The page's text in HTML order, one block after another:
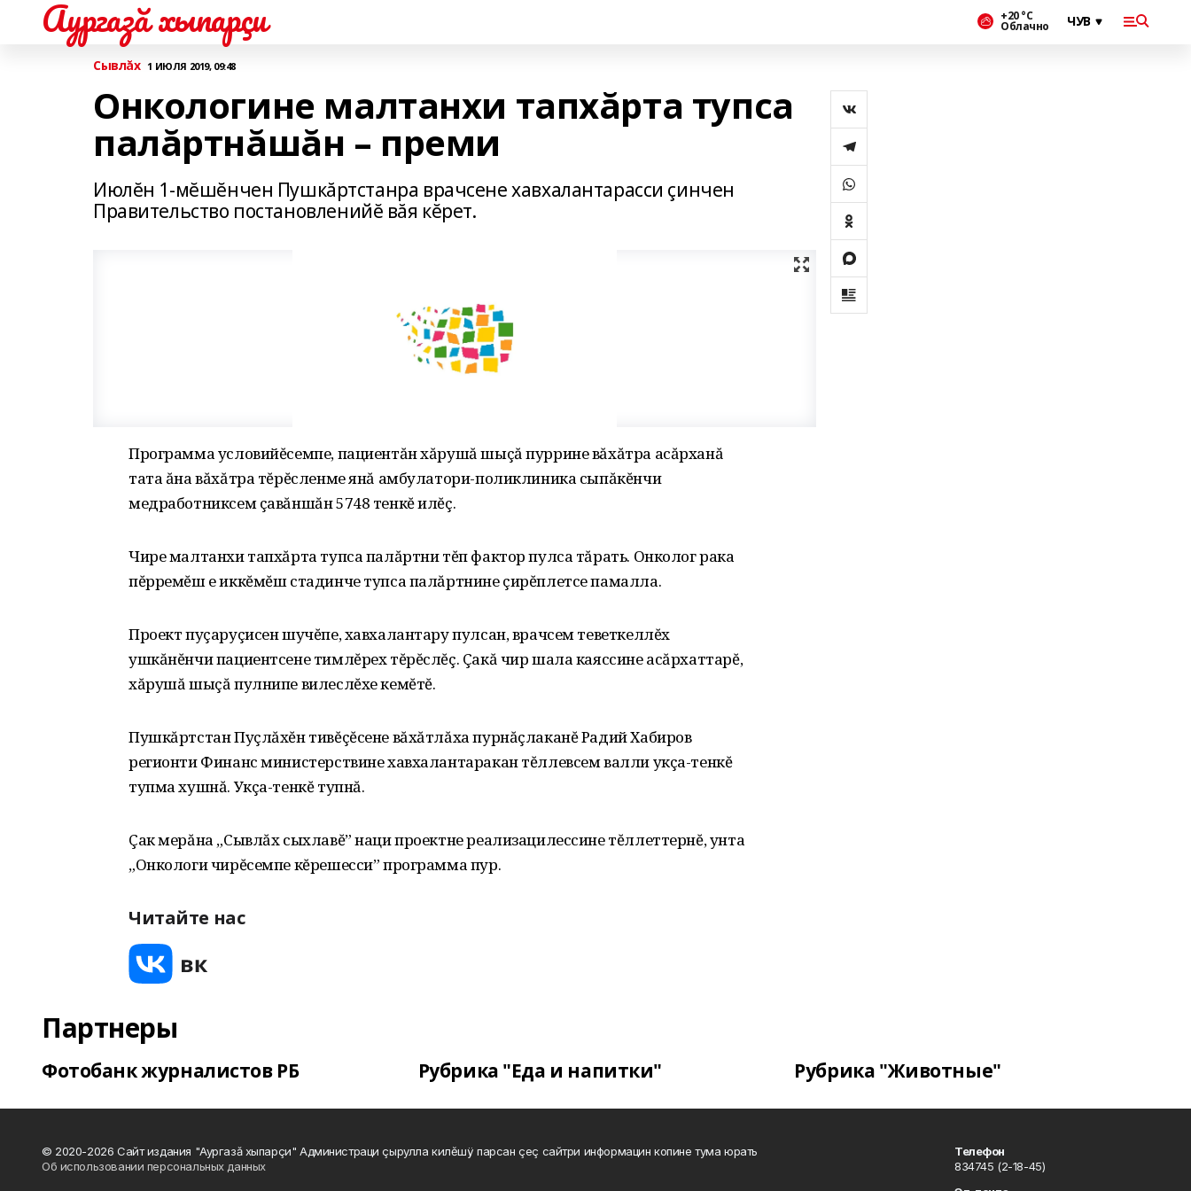
Аургазă хыпарçи +20 °С
Облачно
Сывлăх 1 ИЮЛЯ 2019, 09:48
Онкологине малтанхи тапхăрта тупса
палăртнăшăн – преми
Июлĕн 1-мĕшĕнчен Пушкăртстанра врачсене хавхалантарасси çинчен
Правительство постановленийĕ вăя кĕрет.
Программа условийĕсемпе, пациентăн хăрушă шыçă пуррине вăхăтра асăрханă
тата ăна вăхăтра тĕрĕсленме янă амбулатори-поликлиника сыпăкĕнчи
медработниксем çавăншăн 5748 тенкĕ илĕç.
Чире малтанхи тапхăрта тупса палăртни тĕп фактор пулса тăрать. Онколог рака
пĕрремĕш е иккĕмĕш стадинче тупса палăртнине çирĕплетсе памалла.
Проект пуçаруçисен шучĕпе, хавхалантару пулсан, врачсем теветкеллĕх
ушкăнĕнчи пациентсене тимлĕрех тĕрĕслĕç. Çакă чир шала каяссине асăрхаттарĕ,
хăрушă шыçă пулнипе вилеслĕхе кемĕтĕ.
Пушкăртстан Пуçлăхĕн тивĕçĕсене вăхăтлăха пурнăçлаканĕ Радий Хабиров
регионти Финанс министерствине хавхалантаракан тĕллевсем валли укçа-тенкĕ
тупма хушнă. Укçа-тенкĕ тупнă.
Çак мерăна „Сывлăх сыхлавĕ” наци проектне реализацилессине тĕллеттернĕ, унта
„Онкологи чирĕсемпе кĕрешесси” программа пур.
Читайте нас
Партнеры
Фотобанк журналистов РБ Рубрика "Еда и напитки" Рубрика "Животные"
© 2020-2026 Сайт издания "Аургазă хыпарçи" Администраци çырулла килĕшÿ парсан çеç сайтри информацин копине тума юрать
Об использовании персональных данных
Телефон
834745 (2-18-45)